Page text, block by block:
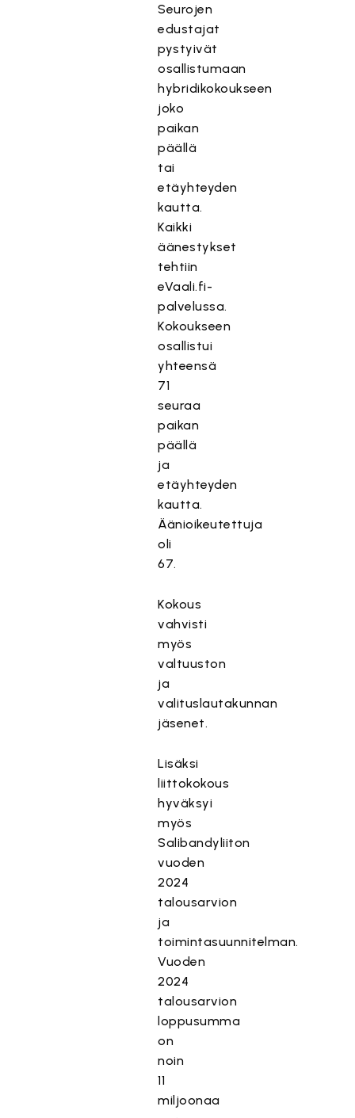
Seurojen
edustajat
pystyivät
osallistumaan
hybridikokoukseen
joko
paikan
päällä
tai
etäyhteyden
kautta.
Kaikki
äänestykset
tehtiin
eVaali.fi-
palvelussa.
Kokoukseen
osallistui
yhteensä
71
seuraa
paikan
päällä
ja
etäyhteyden
kautta.
Äänioikeutettuja
oli
67.
Kokous
vahvisti
myös
valtuuston
ja
valituslautakunnan
jäsenet.
Lisäksi
liittokokous
hyväksyi
myös
Salibandyliiton
vuoden
2024
talousarvion
ja
toimintasuunnitelman.
Vuoden
2024
talousarvion
loppusumma
on
noin
11
miljoonaa